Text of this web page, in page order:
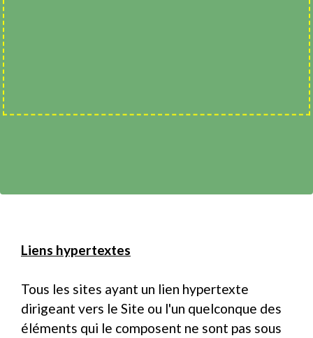
Liens hypertextes
Tous les sites ayant un lien hypertexte
dirigeant vers le Site ou l'un quelconque des
éléments qui le composent ne sont pas sous